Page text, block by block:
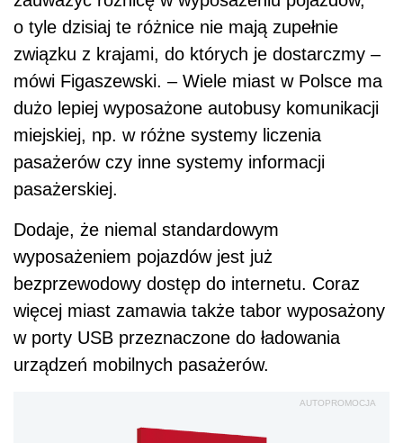
o tyle dzisiaj te różnice nie mają zupełnie
związku z krajami, do których je dostarczmy –
mówi Figaszewski. – Wiele miast w Polsce ma
dużo lepiej wyposażone autobusy komunikacji
miejskiej, np. w różne systemy liczenia
pasażerów czy inne systemy informacji
pasażerskiej.
Dodaje, że niemal standardowym
wyposażeniem pojazdów jest już
bezprzewodowy dostęp do internetu. Coraz
więcej miast zamawia także tabor wyposażony
w porty USB przeznaczone do ładowania
urządzeń mobilnych pasażerów.
AUTOPROMOCJA